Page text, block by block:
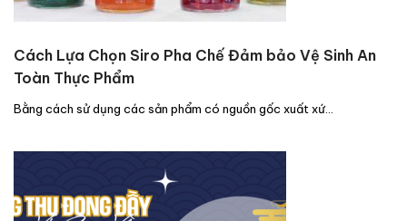
Cách Lựa Chọn Siro Pha Chế Đảm bảo Vệ Sinh An
Toàn Thực Phẩm
Bằng cách sử dụng các sản phẩm có nguồn gốc xuất xứ…